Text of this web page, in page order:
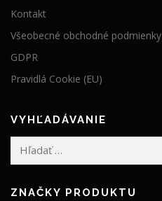
9
.
9
Kontakt
Všeobecné obchodné podmienky
GDPR
Pravidlá Cookie (EU)
VYHĽADÁVANIE
Hľadať:
ZNAČKY PRODUKTU